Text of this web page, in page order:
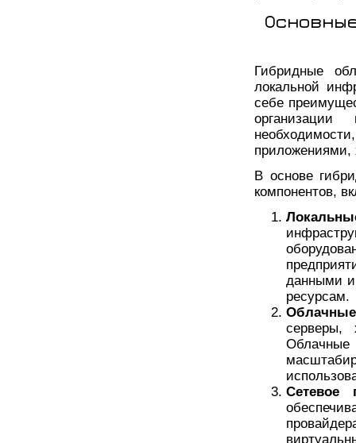
Гибридные
локальной
себе
приложениями,
В основе
компонентов,
данными и
ресурсам.
серверы,
Сетевое